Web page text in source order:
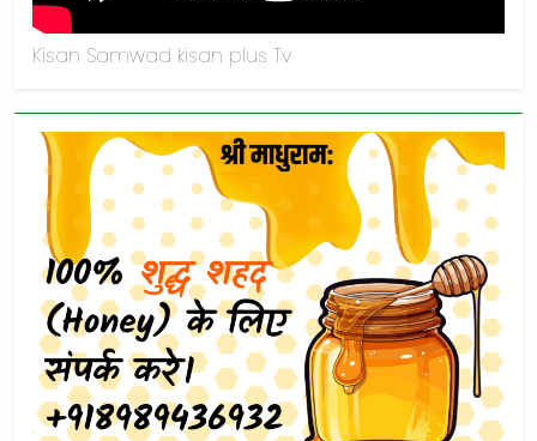
Kisan Samwad kisan plus Tv